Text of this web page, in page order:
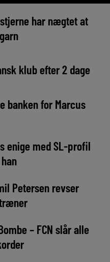
stjerne har nægtet at
klub efter 2 dage
banken for Marcus
enige med SL-profil
Petersen revser
– FCN slår alle